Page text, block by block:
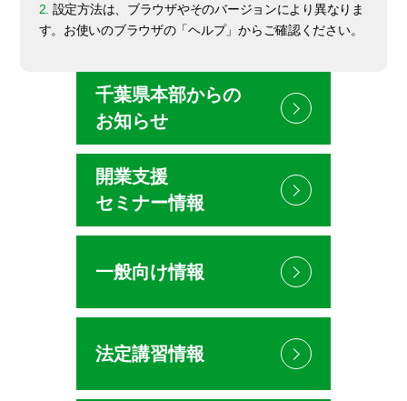
2. 設定方法は、ブラウザやそのバージョンにより異なりま
す。お使いのブラウザの「ヘルプ」からご確認ください。
千葉県本部からの
お知らせ
開業支援
セミナー情報
一般向け情報
法定講習情報